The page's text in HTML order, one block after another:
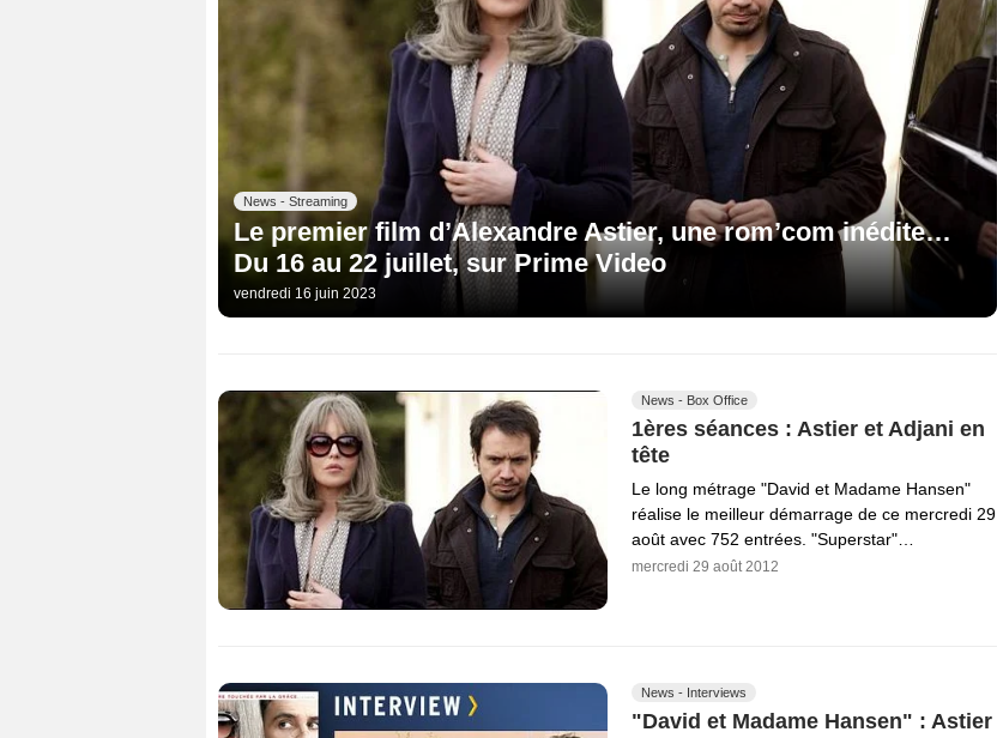
News - Streaming
Le premier film d’Alexandre Astier, une rom’com inédite…
Du 16 au 22 juillet, sur Prime Video
vendredi 16 juin 2023
News - Box Office
1ères séances : Astier et Adjani en
tête
Le long métrage "David et Madame Hansen"
réalise le meilleur démarrage de ce mercredi 29
août avec 752 entrées. "Superstar"…
mercredi 29 août 2012
News - Interviews
"David et Madame Hansen" : Astier